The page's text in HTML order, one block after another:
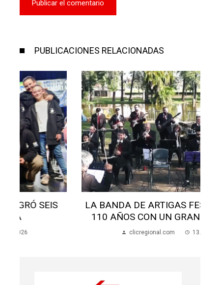
PUBLICACIONES RELACIONADAS
LA BANDA DE ARTIGAS FESTEJARÁ SUS
110 AÑOS CON UN GRAN CONCIERTO
13.07.2026